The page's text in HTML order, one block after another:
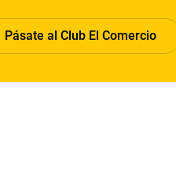
Pásate al Club El Comercio